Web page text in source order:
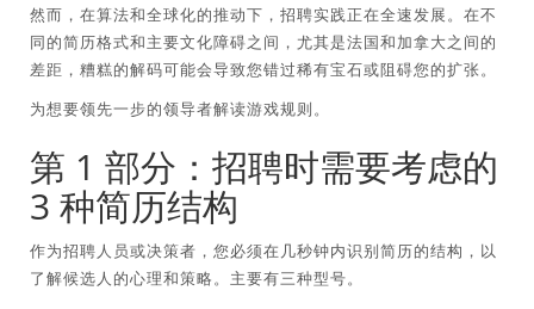
然而，在算法和全球化的推动下，招聘实践正在全速发展。在不
同的简历格式和主要文化障碍之间，尤其是法国和加拿大之间的
差距，糟糕的解码可能会导致您错过稀有宝石或阻碍您的扩张。
为想要领先一步的领导者解读游戏规则。
第 1 部分：招聘时需要考虑的
3 种简历结构
作为招聘人员或决策者，您必须在几秒钟内识别简历的结构，以
了解候选人的心理和策略。主要有三种型号。